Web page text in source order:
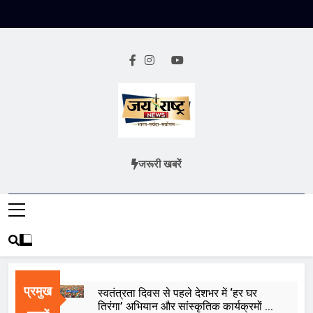
Jai Rashtra
हिंदी समाचार
जरूरी खबरें
प्रमुख
स्वतंत्रता दिवस से पहले देशभर में ‘हर घर
तिरंगा’ अभियान और सांस्कृतिक कार्यक्रमों की